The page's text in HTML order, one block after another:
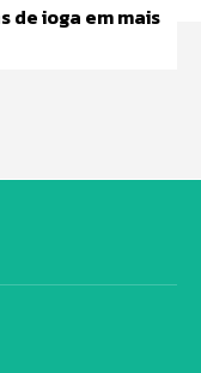
ioga em mais